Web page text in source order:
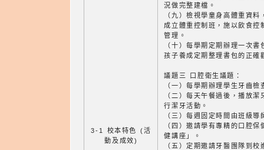
3-1 校本特色 (活
動及成效)
況做完整建檔。
（九）檢視學童身高體重資
成立體重控制班，施以飲食控
管理。
（十）每學期定期辦理一次
孩子養成定期整理書包的正確
議題三 口腔衛生議題：
（一）每學期辦理學生牙齒
（二）每天午餐過後，播放
行潔牙活動。
（三）每週固定時間由班級
（四）邀請學有專精的口腔
健講座」。
（五）定期邀請牙醫團隊到